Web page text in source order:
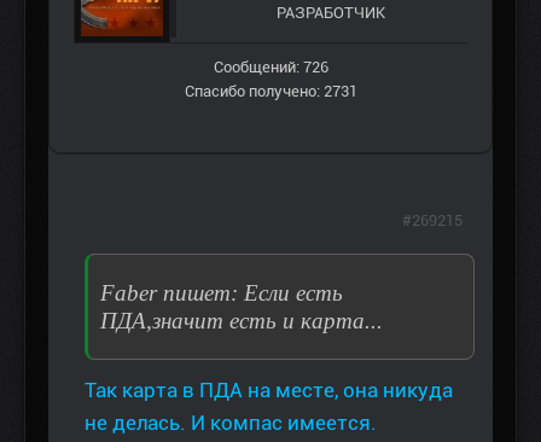
РАЗРАБОТЧИК
Сообщений: 726
Спасибо получено: 2731
Faber пишет: Если есть
ПДА,значит есть и карта...
Так карта в ПДА на месте, она никуда
не делась. И компас имеется.
#269215